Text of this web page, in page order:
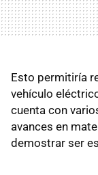
Esto permitiría
vehículo
cuenta con
avances en
demostrar ser